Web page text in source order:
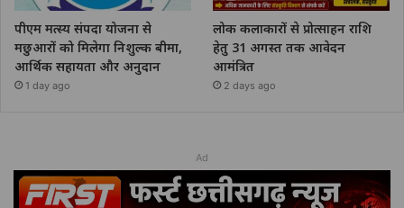
पीएम मत्स्य संपदा योजना से
मछुआरों को मिलेगा निशुल्क बीमा,
आर्थिक सहायता और अनुदान
1 day ago
लोक कलाकारों से प्रोत्साहन राशि
हेतु 31 अगस्त तक आवेदन
आमंत्रित
2 days ago
Ad